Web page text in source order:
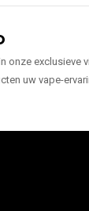
onze exclusieve
uw vape-